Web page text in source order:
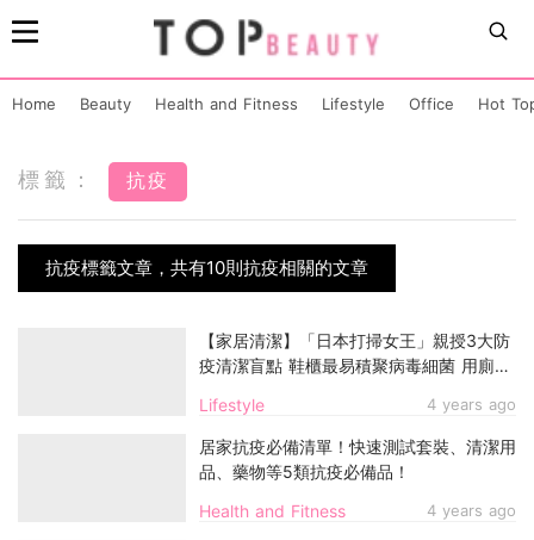
Home Beauty Health and Fitness Lifestyle Office Hot
標籤： 抗疫
抗疫標籤文章，共有10則抗疫相關的文章
Lifestyle 4 years ago
【家居清潔】「日本打掃女王」親授3大防
疫清潔盲點 鞋櫃最易積聚病毒細菌 用廁紙
Health and Fitness 4 years ago
居家抗疫必備清單！快速測試套裝、清潔用
品、藥物等5類抗疫必備品！